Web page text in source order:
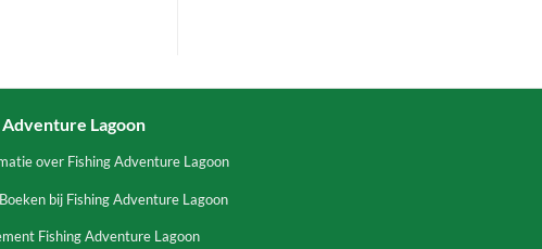
Adventure Lagoon
over Fishing Adventure Lagoon
bij Fishing Adventure Lagoon
Fishing Adventure Lagoon